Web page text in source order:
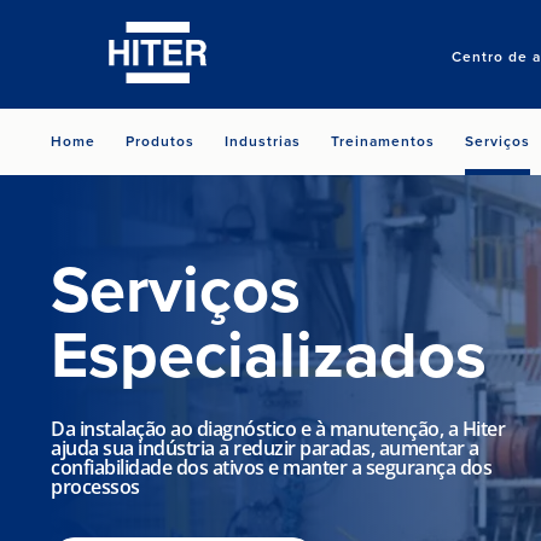
Centro de
Home Produtos Industrias Treinamentos Serviços
Serviços
Especializados
Da instalação ao diagnóstico e à manutenção, a Hiter
ajuda sua indústria a reduzir paradas, aumentar a
confiabilidade dos ativos e manter a segurança dos
processos